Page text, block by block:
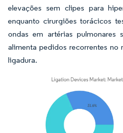
elevações sem clipes para
enquanto cirurgiões torácicos
ondas em artérias pulmonares
alimenta pedidos recorrentes
ligadura.